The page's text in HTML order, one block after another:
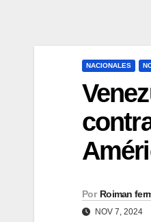
NACIONALES
Por Roiman
NOV 7, 2024